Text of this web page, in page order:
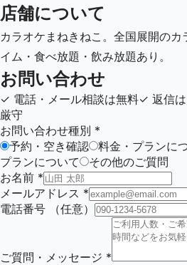
店舗について
カラオケまねきねこ。全国展開の
イム・食べ放題・飲み放題あり。
お問い合わせ
✓ 電話・メール相談は無料✓ 返信
厳守
お問い合わせ種別 *
予約・空き確認
料金・プランに
プランについて
その他のご質問
お名前 *
メールアドレス *
電話番号
（任意）
ご質問・メッセージ *